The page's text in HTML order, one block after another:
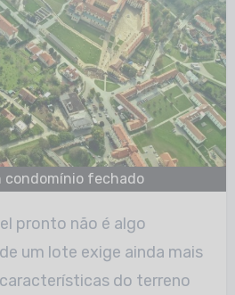
condomínio fechado
um lote exige ainda mais
do terreno